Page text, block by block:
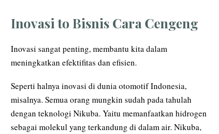
Inovasi to Bisnis Cara Cengeng
Inovasi sangat penting, membantu kita dalam
meningkatkan efektifitas dan efisien.
Seperti halnya inovasi di dunia otomotif Indonesia,
misalnya. Semua orang mungkin sudah pada tahulah
dengan teknologi Nikuba. Yaitu memanfaatkan hidrogen
sebagai molekul yang terkandung di dalam air. Nikuba,